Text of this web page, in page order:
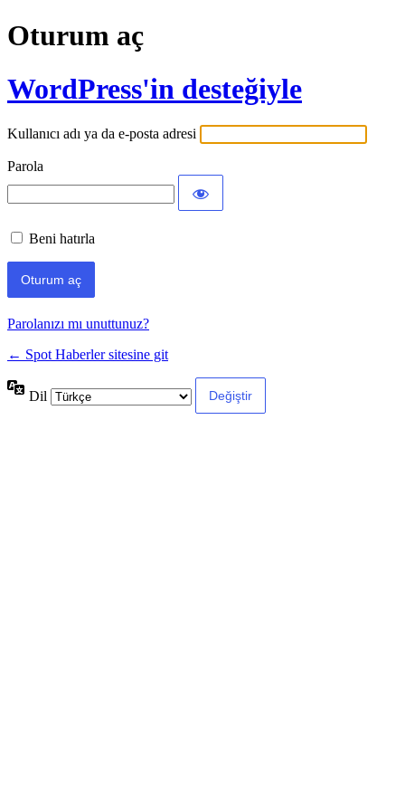
Oturum aç
WordPress'in desteğiyle
Kullanıcı adı ya da e-posta adresi
Parola
Beni hatırla
Parolanızı mı unuttunuz?
← Spot Haberler sitesine git
Dil